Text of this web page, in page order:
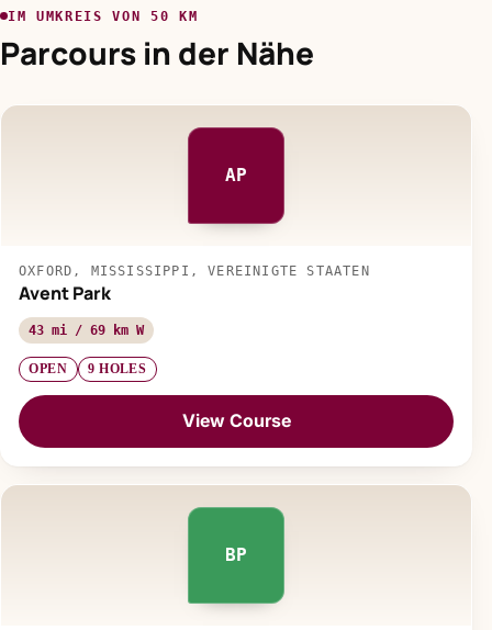
IM UMKREIS VON 50 KM
Parcours in der Nähe
AP
OXFORD, MISSISSIPPI, VEREINIGTE STAATEN
Avent Park
43 mi / 69 km W
OPEN 9 HOLES
View Course
BP